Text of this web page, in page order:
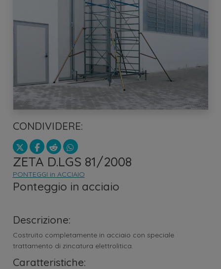
CONDIVIDERE:
ZETA D.LGS 81/2008
PONTEGGI in ACCIAIO
Ponteggio in acciaio
Descrizione:
Costruito completamente in acciaio con speciale
trattamento di zincatura elettrolitica.
Caratteristiche: